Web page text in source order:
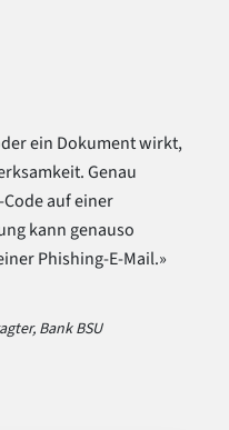
ein Dokument wirkt,
Genau
Code auf einer
kann genauso
Phishing-E-Mail.»
Bank BSU